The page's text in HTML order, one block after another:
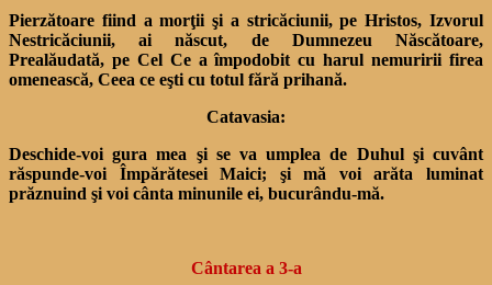
Pierzătoare fiind a morţii şi a stricăciunii, pe Hristos, Izvorul
Nestricăciunii, ai născut, de Dumnezeu Născătoare,
Prealăudată, pe Cel Ce a împodobit cu harul nemuririi firea
omenească, Ceea ce eşti cu totul fără prihană.
Catavasia:
Deschide-voi gura mea şi se va umplea de Duhul şi cuvânt
răspunde-voi Împără­tesei Maici; şi mă voi arăta luminat
prăznuind şi voi cânta minunile ei, bucurându-mă.
Cântarea a 3-a